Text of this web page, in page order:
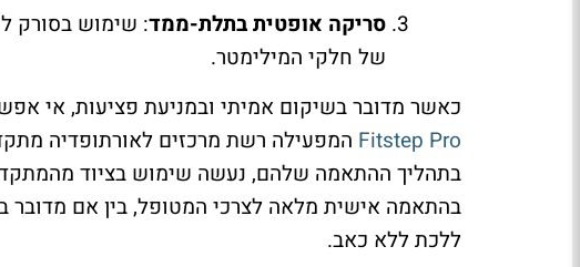
סריקה אופטית בתלת-ממד: שימוש בסורק
של חלקי המילימטר.
כאשר מדובר בשיקום אמיתי ובמניעת פציעות, אי
Fitstep Pro המפעילה רשת מרכזים לאורתופדיה
בתהליך ההתאמה שלהם, נעשה שימוש בציוד
בהתאמה אישית מלאה לצרכי המטופל, בין אם מדובר
ללכת ללא כאב.